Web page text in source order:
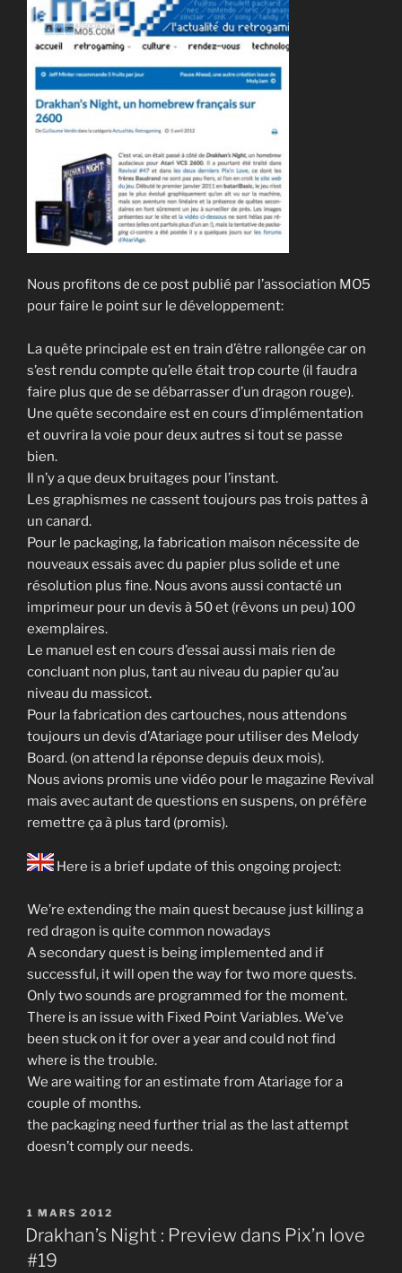
Nous profitons de ce post publié par l’association MO5
pour faire le point sur le développement:
La quête principale est en train d’être rallongée car on
s’est rendu compte qu’elle était trop courte (il faudra
faire plus que de se débarrasser d’un dragon rouge).
Une quête secondaire est en cours d’implémentation
et ouvrira la voie pour deux autres si tout se passe
bien.
Il n’y a que deux bruitages pour l’instant.
Les graphismes ne cassent toujours pas trois pattes à
un canard.
Pour le packaging, la fabrication maison nécessite de
nouveaux essais avec du papier plus solide et une
résolution plus fine. Nous avons aussi contacté un
imprimeur pour un devis à 50 et (rêvons un peu) 100
exemplaires.
Le manuel est en cours d’essai aussi mais rien de
concluant non plus, tant au niveau du papier qu’au
niveau du massicot.
Pour la fabrication des cartouches, nous attendons
toujours un devis d’Atariage pour utiliser des Melody
Board. (on attend la réponse depuis deux mois).
Nous avions promis une vidéo pour le magazine Revival
mais avec autant de questions en suspens, on préfère
remettre ça à plus tard (promis).
Here is a brief update of this ongoing project:
We’re extending the main quest because just killing a
red dragon is quite common nowadays
A secondary quest is being implemented and if
successful, it will open the way for two more quests.
Only two sounds are programmed for the moment.
There is an issue with Fixed Point Variables. We’ve
been stuck on it for over a year and could not find
where is the trouble.
We are waiting for an estimate from Atariage for a
couple of months.
the packaging need further trial as the last attempt
doesn’t comply our needs.
PUBLIÉ
LE
1 MARS 2012
Drakhan’s Night : Preview dans Pix’n love
#19